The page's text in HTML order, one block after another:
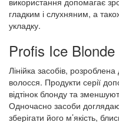
гладким і слухняним, а
укладку.
Profis Ice Blonde
Лінійка засобів,
волосся. Продукти серії
відтінок блонду та
Одночасно засоби
зберігати його м’якість,